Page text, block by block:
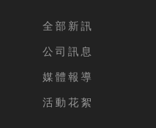
全部新訊
公司訊息
媒體報導
活動花絮